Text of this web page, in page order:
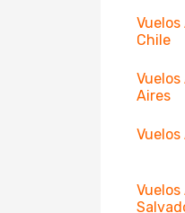
Chile
Aires